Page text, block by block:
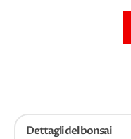
Dettagli del bonsai